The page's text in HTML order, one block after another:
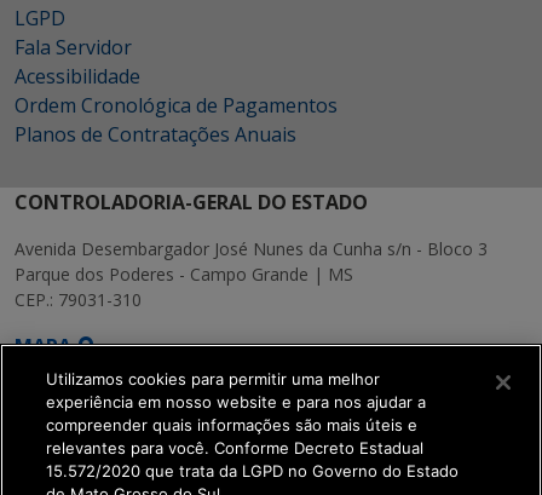
LGPD
Fala Servidor
Acessibilidade
Ordem Cronológica de Pagamentos
Planos de Contratações Anuais
CONTROLADORIA-GERAL DO ESTADO
Avenida Desembargador José Nunes da Cunha s/n - Bloco 3
Parque dos Poderes - Campo Grande | MS
CEP.: 79031-310
MAPA
SETDIG | Secretaria-
Utilizamos cookies para permitir uma melhor
experiência em nosso website e para nos ajudar a
compreender quais informações são mais úteis e
relevantes para você. Conforme Decreto Estadual
15.572/2020 que trata da LGPD no Governo do Estado